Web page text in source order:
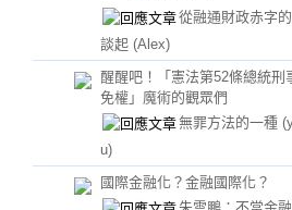
從融通財政赤字
談起 (Alex)
醒醒吧！「憲法第52條總統刑
免權」魔術的觀眾們
無罪方法的一種
u)
國際金融化？金融國際化？